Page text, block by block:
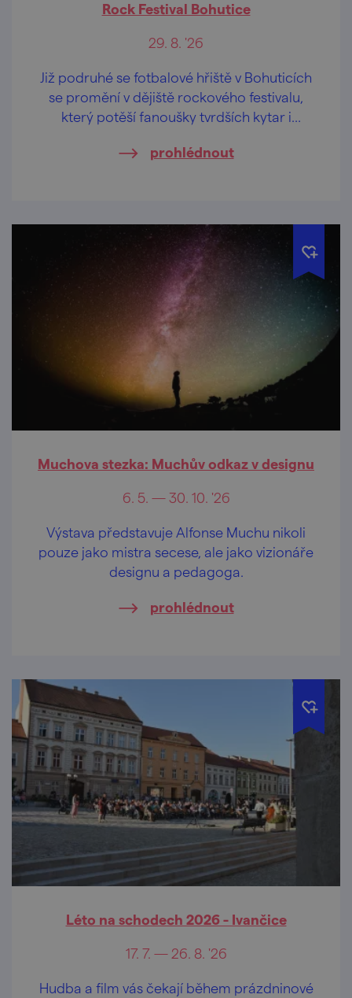
Rock Festival Bohutice
29. 8. '26
Již podruhé se fotbalové hřiště v Bohuticích
se promění v dějiště rockového festivalu,
který potěší fanoušky tvrdších kytar i
prohlédnout
Muchova stezka: Muchův odkaz v designu
6. 5. — 30. 10. '26
Výstava představuje Alfonse Muchu nikoli
pouze jako mistra secese, ale jako vizionáře
designu a pedagoga.
prohlédnout
Léto na schodech 2026 - Ivančice
17. 7. — 26. 8. '26
Hudba a film vás čekají během prázdninové